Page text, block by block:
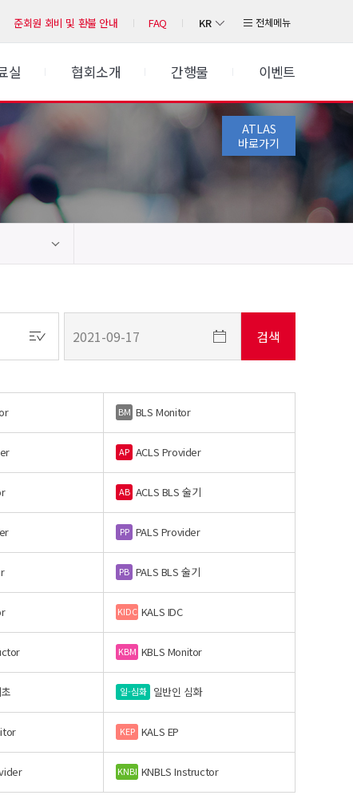
준회원 회비 및 환불 안내 FAQ KR 전체메뉴
실 협회소개 간행물 이벤트
ATLAS
바로가기
BM BLS Monitor
AP ACLS Provider
AB ACLS BLS 술기
PP PALS Provider
PB PALS BLS 술기
KIDC KALS IDC
KBM KBLS Monitor
일-심화 일반인 심화
KEP KALS EP
KNBI KNBLS Instructor